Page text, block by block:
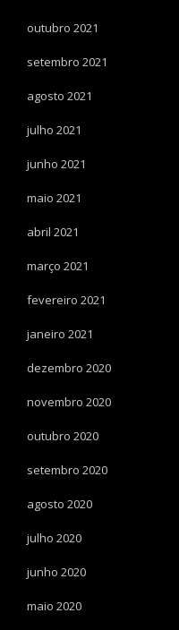
outubro 2021
setembro 2021
agosto 2021
julho 2021
junho 2021
maio 2021
abril 2021
março 2021
fevereiro 2021
janeiro 2021
dezembro 2020
novembro 2020
outubro 2020
setembro 2020
agosto 2020
julho 2020
junho 2020
maio 2020